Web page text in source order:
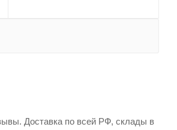
Доставка по всей РФ, склады в